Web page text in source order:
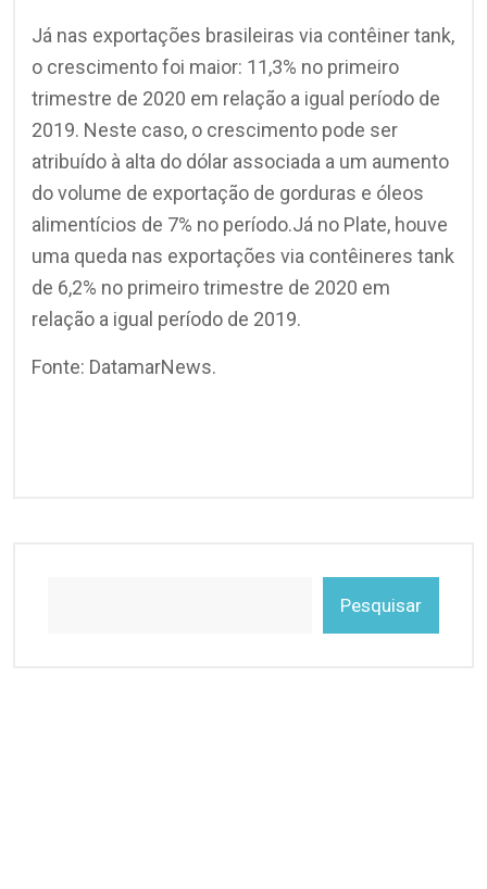
Já nas exportações brasileiras via contêiner tank,
o crescimento foi maior: 11,3% no primeiro
trimestre de 2020 em relação a igual período de
2019. Neste caso, o crescimento pode ser
atribuído à alta do dólar associada a um aumento
do volume de exportação de gorduras e óleos
alimentícios de 7% no período.Já no Plate, houve
uma queda nas exportações via contêineres tank
de 6,2% no primeiro trimestre de 2020 em
relação a igual período de 2019.
Fonte: DatamarNews.
Pesquisar